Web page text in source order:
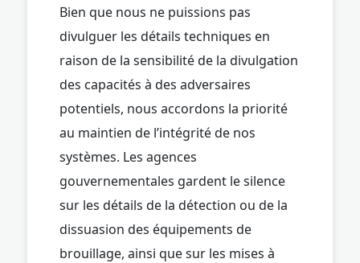
Bien que nous ne puissions pas
divulguer les détails techniques en
raison de la sensibilité de la divulgation
des capacités à des adversaires
potentiels, nous accordons la priorité
au maintien de l’intégrité de nos
systèmes. Les agences
gouvernementales gardent le silence
sur les détails de la détection ou de la
dissuasion des équipements de
brouillage, ainsi que sur les mises à